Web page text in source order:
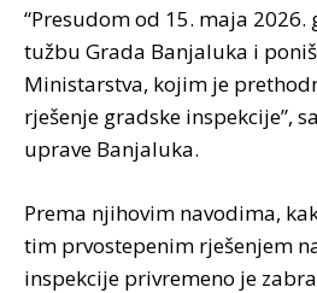
“Presudom od 15. maja 2026.
tužbu Grada Banjaluka i
Ministarstva, kojim je
rješenje gradske inspekcije”,
uprave Banjaluka.
Prema njihovim navodima,
tim prvostepenim rješenjem
inspekcije privremeno je